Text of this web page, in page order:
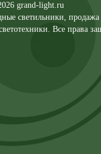
grand-light.ru
светильники,
Все права